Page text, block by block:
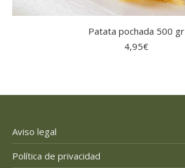
Patata pochada 500 gr
4,95€
Aviso legal
Política de privacidad